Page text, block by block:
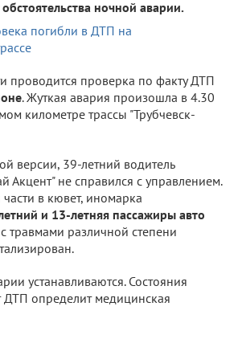
ночной аварии.
проводится проверка по факту ДТП
. Жуткая авария произошла в 4.30
километре трассы "Трубчевск-
версии, 39-летний водитель
Акцент" не справился с управлением.
в кювет, иномарка
и 13-летняя пассажиры авто
травмами различной степени
устанавливаются. Состояния
ДТП определит медицинская